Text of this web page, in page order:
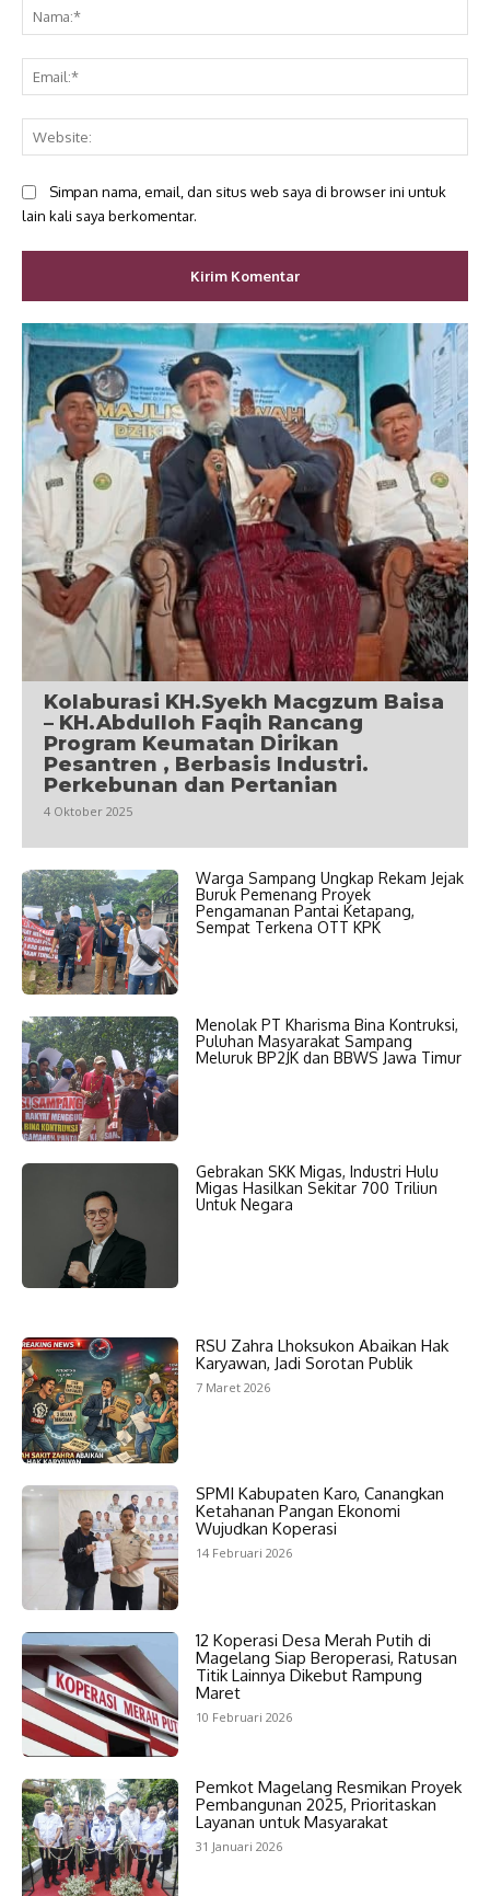
Simpan nama, email, dan situs web saya di browser ini untuk
lain kali saya berkomentar.
Kolaburasi KH.Syekh Macgzum Baisa
– KH.Abdulloh Faqih Rancang
Program Keumatan Dirikan
Pesantren , Berbasis Industri.
Perkebunan dan Pertanian
4 Oktober 2025
Warga Sampang Ungkap Rekam Jejak
Buruk Pemenang Proyek
Pengamanan Pantai Ketapang,
Sempat Terkena OTT KPK
Menolak PT Kharisma Bina Kontruksi,
Puluhan Masyarakat Sampang
Meluruk BP2JK dan BBWS Jawa Timur
Gebrakan SKK Migas, Industri Hulu
Migas Hasilkan Sekitar 700 Triliun
Untuk Negara
RSU Zahra Lhoksukon Abaikan Hak
Karyawan, Jadi Sorotan Publik
7 Maret 2026
SPMI Kabupaten Karo, Canangkan
Ketahanan Pangan Ekonomi
Wujudkan Koperasi
14 Februari 2026
12 Koperasi Desa Merah Putih di
Magelang Siap Beroperasi, Ratusan
Titik Lainnya Dikebut Rampung
Maret
10 Februari 2026
Pemkot Magelang Resmikan Proyek
Pembangunan 2025, Prioritaskan
Layanan untuk Masyarakat
31 Januari 2026